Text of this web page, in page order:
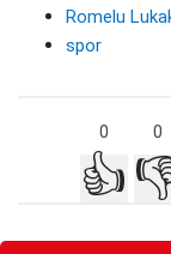
Romelu
spor
0 0
👍